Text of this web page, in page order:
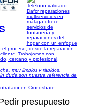
Teléfono validado
Dafor reparaciones
multiservicios en
málaga ofrece
servicios de
fontanería y
reparaciones del
hogar con un enfoque
el proceso, desde la reparación
Trabajamos con
cercano y profesional,
muy limpios y rápidos,
duda son nuestra referencia de
en Cronoshare
presupuesto